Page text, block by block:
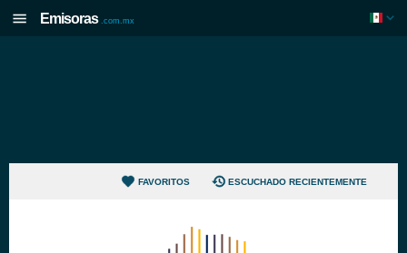
Emisoras .com.mx
FAVORITOS ESCUCHADO RECIENTEMENTE